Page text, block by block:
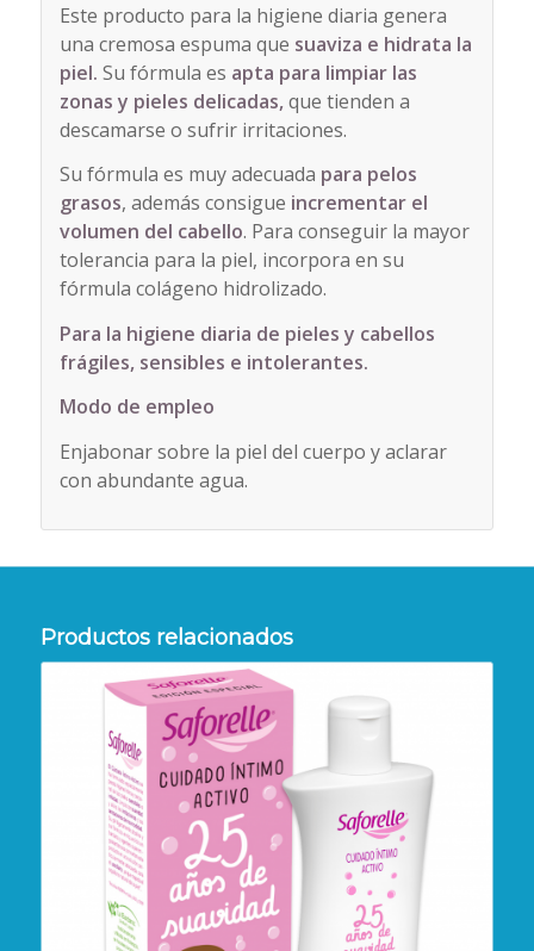
Este producto para la higiene diaria genera
una cremosa espuma que suaviza e hidrata la
piel. Su fórmula es apta para limpiar las
zonas y pieles delicadas,que tienden a
descamarse o sufrir irritaciones.
Su fórmula es muy adecuada para pelos
grasos, además consigue incrementar el
volumen del cabello. Para conseguir la mayor
tolerancia para la piel, incorpora en su
fórmula colágeno hidrolizado.
Para la higiene diaria de pieles y cabellos
frágiles, sensibles e intolerantes.
Modo de empleo
Enjabonar sobre la piel del cuerpo y aclarar
con abundante agua.
Productos relacionados